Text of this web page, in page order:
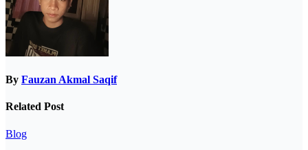
By Fauzan Akmal Saqif
Related Post
Blog